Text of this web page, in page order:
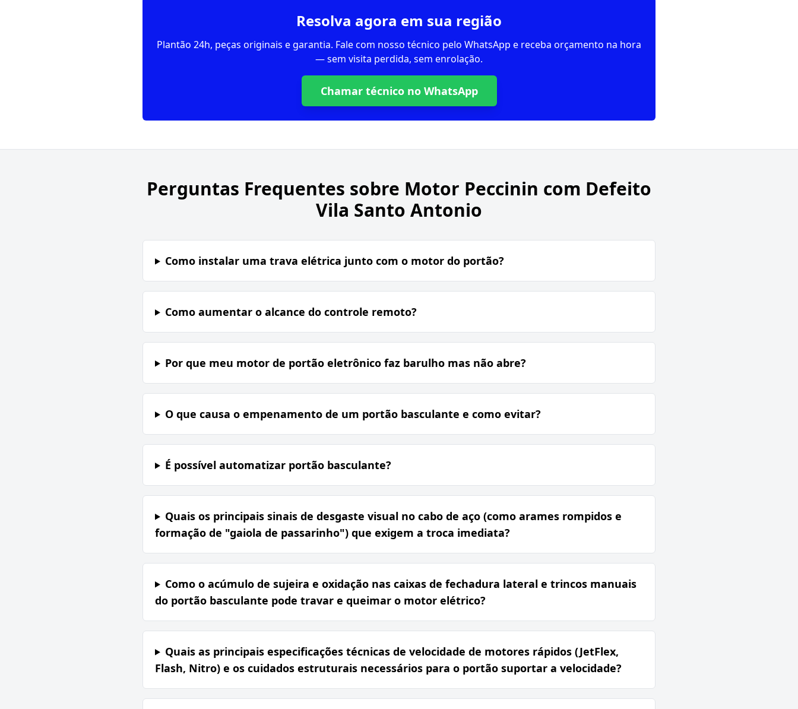
Resolva agora em sua região
Plantão 24h, peças originais e garantia. Fale com nosso técnico pelo WhatsApp e receba orçamento na hora
— sem visita perdida, sem enrolação.
Chamar técnico no WhatsApp
Perguntas Frequentes sobre Motor Peccinin com Defeito
Vila Santo Antonio
Como instalar uma trava elétrica junto com o motor do portão?
Como aumentar o alcance do controle remoto?
Por que meu motor de portão eletrônico faz barulho mas não abre?
O que causa o empenamento de um portão basculante e como evitar?
É possível automatizar portão basculante?
Quais os principais sinais de desgaste visual no cabo de aço (como arames rompidos e
formação de "gaiola de passarinho") que exigem a troca imediata?
Como o acúmulo de sujeira e oxidação nas caixas de fechadura lateral e trincos manuais
do portão basculante pode travar e queimar o motor elétrico?
Quais as principais especificações técnicas de velocidade de motores rápidos (JetFlex,
Flash, Nitro) e os cuidados estruturais necessários para o portão suportar a velocidade?